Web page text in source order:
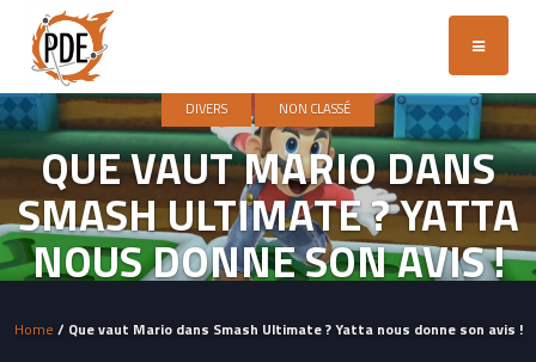
Toggle
navigation
DIVERS NON CLASSÉ
QUE VAUT MARIO DANS
SMASH ULTIMATE ? YATTA
NOUS DONNE SON AVIS !
Home / Que vaut Mario dans Smash Ultimate ? Yatta nous donne son avis !